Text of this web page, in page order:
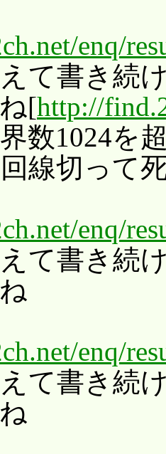
enq/
て書き続
[http://
数1024を
線切って
enq/
て書き続
enq/
て書き続